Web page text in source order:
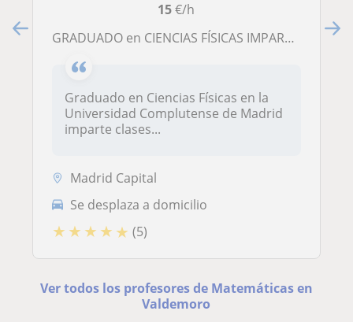
15€/h
GRADUADO en CIENCIAS FÍSICAS IMPARTE CLASES PARTICULARES DE MATEMÁTICAS Y FÍSICA
Graduado en Ciencias Físicas en la
Universidad Complutense de Madrid
imparte clases...
Madrid Capital
Se desplaza a domicilio
★ ★ ★ ★ ★ (5)
Ver todos los profesores de Matemáticas en
Valdemoro